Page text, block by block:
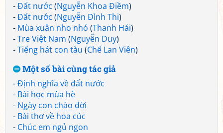
-Đất nước (Nguyễn Khoa Điềm)
-Đất nước (Nguyễn Đình Thi)
- Mùa xuân nho nhỏ (Thanh Hải)
-Tre Việt Nam (Nguyễn Duy)
-Tiếng hát con tàu (Chế Lan Viên)
Một số bài cùng tác giả
-Định nghĩa về đất nước
- Bài học mùa hè
- Ngày con chào đời
- Bài thơ về hoa cúc
- Chúc em ngủ ngon